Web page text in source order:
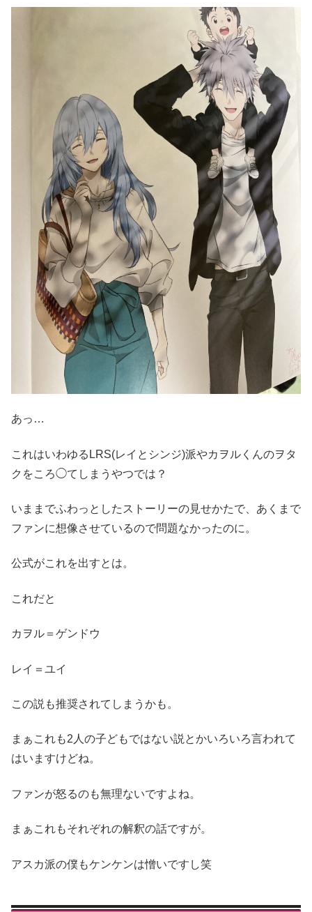
あっ…
これはいわゆるLRS(レイとシンジ)派やカヲルくんのヲタ
クをころ◯てしまうやつでは？
いままでふわっとしたストーリーの見せかたで、あくまで
ファンに想像させているので問題なかったのに。
公式がこれを出すとは。
これだと
カヲル＝ゲンドウ
レイ＝ユイ
この説も推奨されてしまうかも。
まぁこれも2人の子どもではない説とかいろいろ言われて
はいますけどね。
ファンが怒るのも無理ないですよね。
まぁこれもそれぞれの解釈の話ですが。
アスカ派の僕もケンケンは憎いですし笑